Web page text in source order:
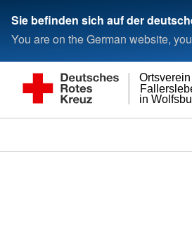
Sie befinden sich auf der
You are on the German website,
in
Ortsverein